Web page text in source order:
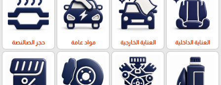
العناية الداخلية العناية الخارجية مواد عامة حجر الصالنصة